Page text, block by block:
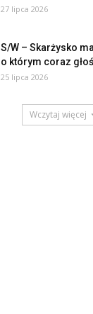
27 lipca 2026
S/W – Skarżysko
o którym coraz
25 lipca 2026
Wczytaj więcej